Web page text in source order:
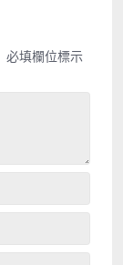
必填欄位標示